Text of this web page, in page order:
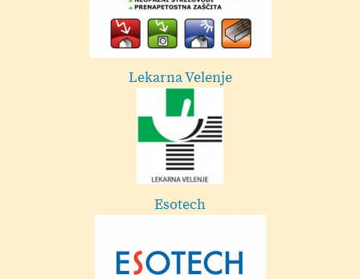
Dekorativa Cehner - Velenje
Mestna občina Velenje